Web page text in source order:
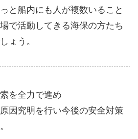
と船内にも人が複数いること
で活動してきる海保の方たち
ょう。
を全力で進め
因究明を行い今後の安全対策